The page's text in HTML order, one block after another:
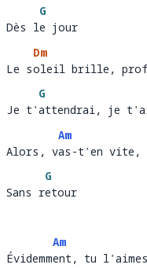
Dès l
G
e
Dès le jour
Le s
Dm
ole
Le soleil brille,
Je t'
G
at
Je t'attendrai, je
Alors, v
Am
as-t'en
Alors, vas-t'en vite,
Sans r
G
et
Sans retour
Évidemm
Am
ent, tu
Évidemment, tu